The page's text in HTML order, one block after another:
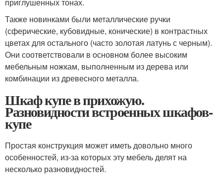
Также новинками были металлические ручки
(сферические, кубовидные, конические) в контрастных
цветах для остального (часто золотая латунь с черным).
Они соответствовали в основном более высоким
мебельным ножкам, выполненным из дерева или
комбинации из древесного металла.
Шкаф купе в прихожую.
Разновидности встроенных шкафов-
купе
Простая конструкция может иметь довольно много
особенностей, из-за которых эту мебель делят на
несколько разновидностей.